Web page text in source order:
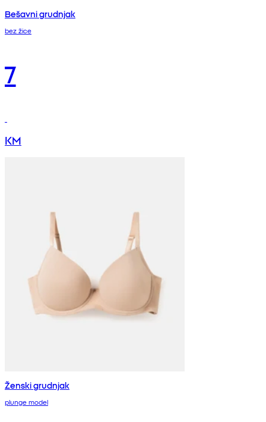
Bešavni grudnjak
bez žice
7
KM
Ženski grudnjak
plunge model